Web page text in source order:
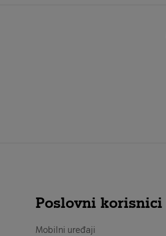
Poslovni korisnici
Mobilni uređaji